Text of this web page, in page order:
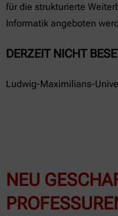
DERZEIT NICHT
Ludwig-Maximilians-
für die strukturierte
Informatik angeboten
NEU